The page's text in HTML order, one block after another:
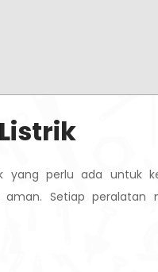
yang perlu ada untuk
Setiap peralatan